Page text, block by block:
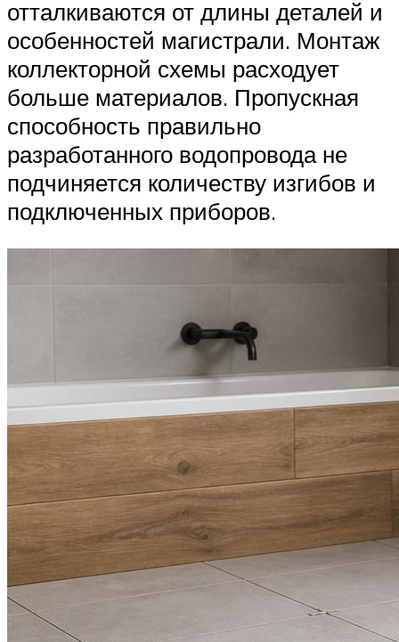
отталкиваются от длины деталей и
особенностей магистрали. Монтаж
коллекторной схемы расходует
больше материалов. Пропускная
способность правильно
разработанного водопровода не
подчиняется количеству изгибов и
подключенных приборов.